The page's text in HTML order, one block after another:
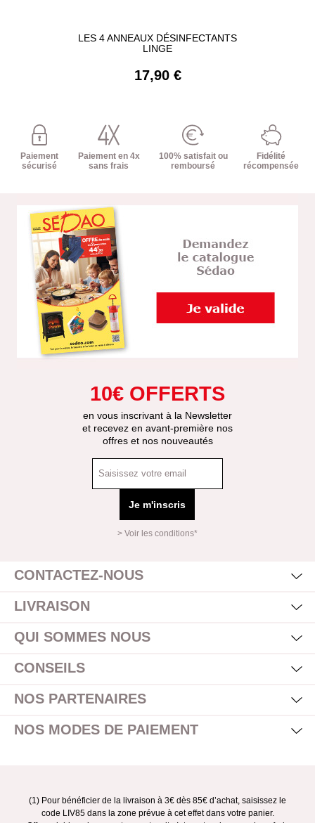
LES 4 ANNEAUX DÉSINFECTANTS
LINGE
17,90 €
Paiement
sécurisé
Paiement en 4x
sans frais
100% satisfait ou
remboursé
Fidélité
récompensée
10€ OFFERTS
en vous inscrivant à la Newsletter
et recevez en avant-première nos
offres et nos nouveautés
Je m'inscris
> Voir les conditions*
CONTACTEZ-NOUS
LIVRAISON
QUI SOMMES NOUS
CONSEILS
NOS PARTENAIRES
NOS MODES DE PAIEMENT
(1) Pour bénéficier de la livraison à 3€ dès 85€ d’achat, saisissez le
code LIV85 dans la zone prévue à cet effet dans votre panier.